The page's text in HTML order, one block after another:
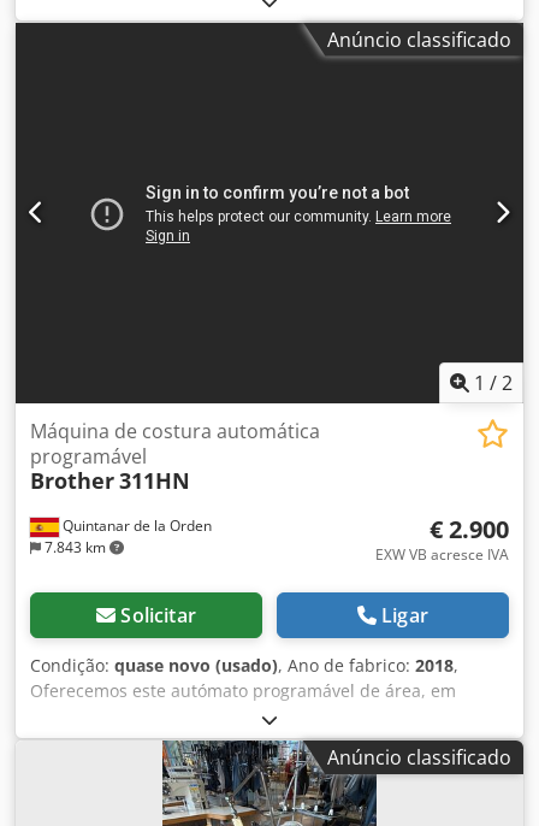
Anúncio classificado
1 /2
Quintanar de la Orden
7.843 km
Máquina de costura automática
programável
Brother311HN
€ 2.900
EXW VB acresce IVA
Solicitar Ligar
Condição: quase novo (usado), Ano de fabrico: 2018,
Oferecemos este autómato programável de área, em
estado como novo, com muito pouco uso, ano de
fabricação 2018. Se tiver alguma dúvida ou necessitar de
mais informações, não hesite em enviar-nos uma
mensagem ou telefonar-nos. Dkjdpfx Afjy S Td Te Tjr
Anúncio classificado